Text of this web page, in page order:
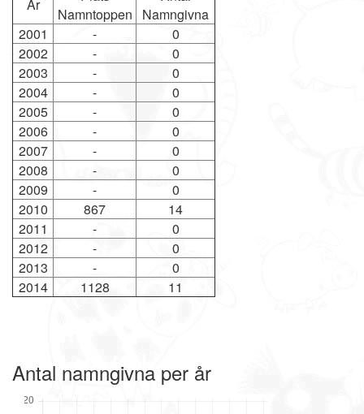
År
Namntoppen
Namngivna
2001
-
0
2002
-
0
2003
-
0
2004
-
0
2005
-
0
2006
-
0
2007
-
0
2008
-
0
2009
-
0
2010
867
14
2011
-
0
2012
-
0
2013
-
0
2014
1128 11
Antal namngivna per år